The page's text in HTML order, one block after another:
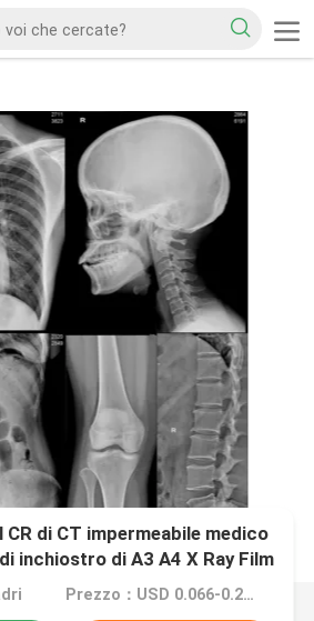
CR di CT impermeabile medico
inchiostro di A3 A4 X Ray Film
Prezzo：USD 0.066-0.25 per sheet